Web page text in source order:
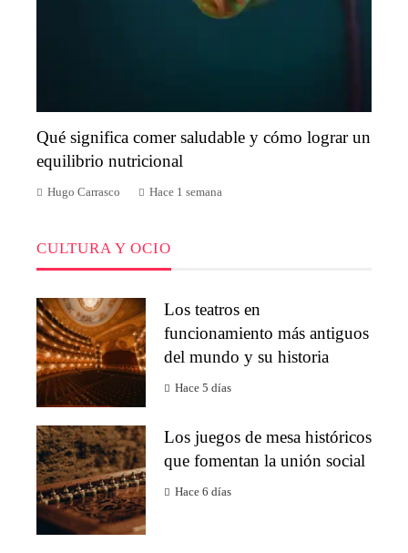
Qué significa comer saludable y cómo lograr un
equilibrio nutricional
Hugo Carrasco Hace 1 semana
CULTURA Y OCIO
Los teatros en
funcionamiento más antiguos
del mundo y su historia
Hace 5 días
Los juegos de mesa históricos
que fomentan la unión social
Hace 6 días